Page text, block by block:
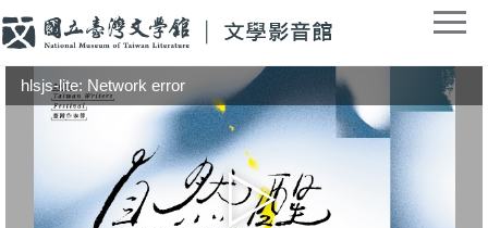
hlsjs-lite: Network error